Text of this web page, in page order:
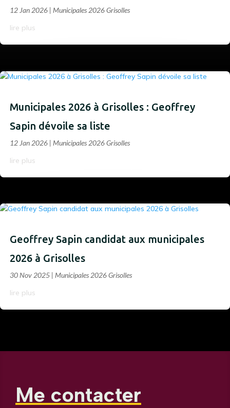
12 Jan 2026 | Municipales 2026 Grisolles
lire plus
Municipales 2026 à Grisolles : Geoffrey
Sapin dévoile sa liste
12 Jan 2026 | Municipales 2026 Grisolles
lire plus
Geoffrey Sapin candidat aux municipales
2026 à Grisolles
30 Nov 2025 | Municipales 2026 Grisolles
lire plus
Me contacter